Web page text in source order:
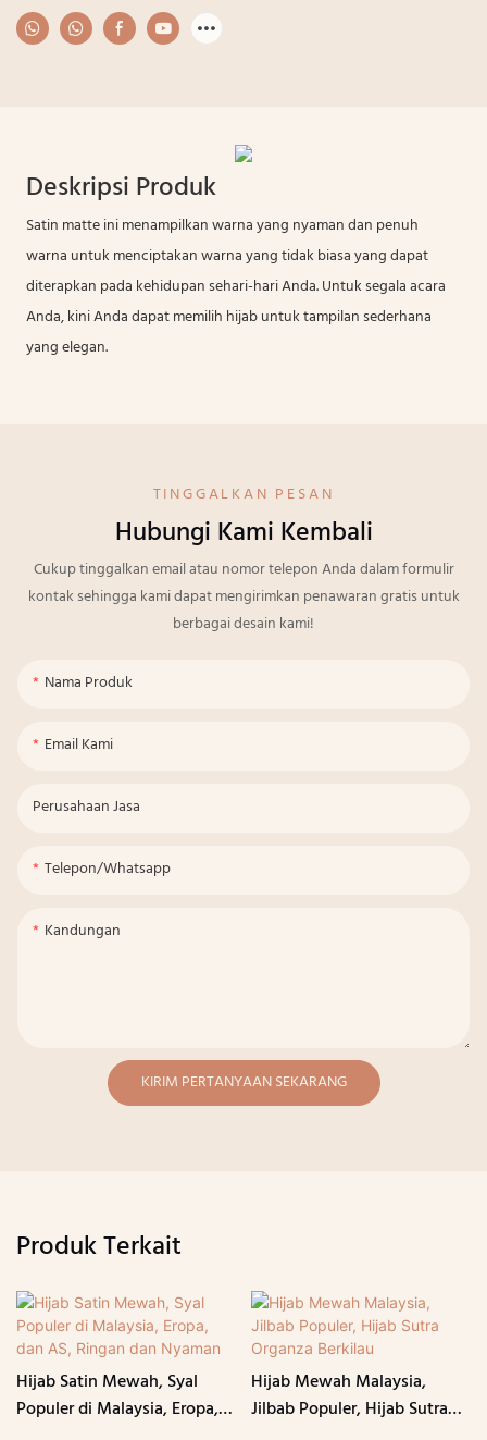
Deskripsi Produk
Satin matte ini menampilkan warna yang nyaman dan penuh
warna untuk menciptakan warna yang tidak biasa yang dapat
diterapkan pada kehidupan sehari-hari Anda. Untuk segala acara
Anda, kini Anda dapat memilih hijab untuk tampilan sederhana
yang elegan.
TINGGALKAN PESAN
Hubungi Kami Kembali
Cukup tinggalkan email atau nomor telepon Anda dalam formulir
kontak sehingga kami dapat mengirimkan penawaran gratis untuk
berbagai desain kami!
Nama Produk
Email Kami
Perusahaan Jasa
Telepon/whatsapp
Kandungan
KIRIM PERTANYAAN SEKARANG
Produk Terkait
Hijab Satin Mewah, Syal
Populer di Malaysia, Eropa,
Hijab Mewah Malaysia,
Jilbab Populer, Hijab Sutra